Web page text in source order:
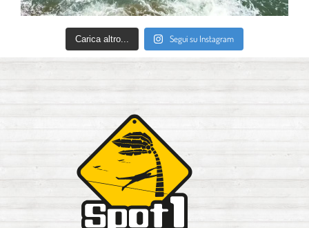
Carica altro... Segui su Instagram